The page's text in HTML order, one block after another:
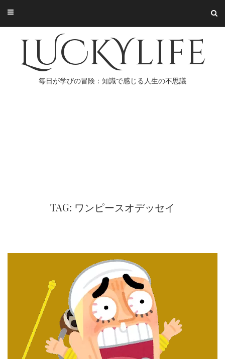
content
LUCKYlife
毎日が学びの冒険：知識で感じる人生の不思議
TAG: ワンピースオデッセイ